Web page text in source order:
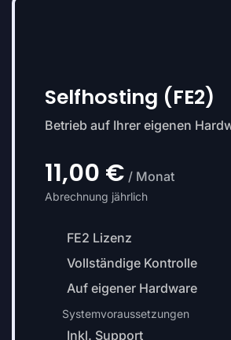
Selfhosting (FE2)
Betrieb auf Ihrer eigenen
11,00 € / Monat
Abrechnung jährlich
FE2 Lizenz
Vollständige Kontrolle
Auf eigener Hardware
Systemvoraussetzungen
Inkl. Support